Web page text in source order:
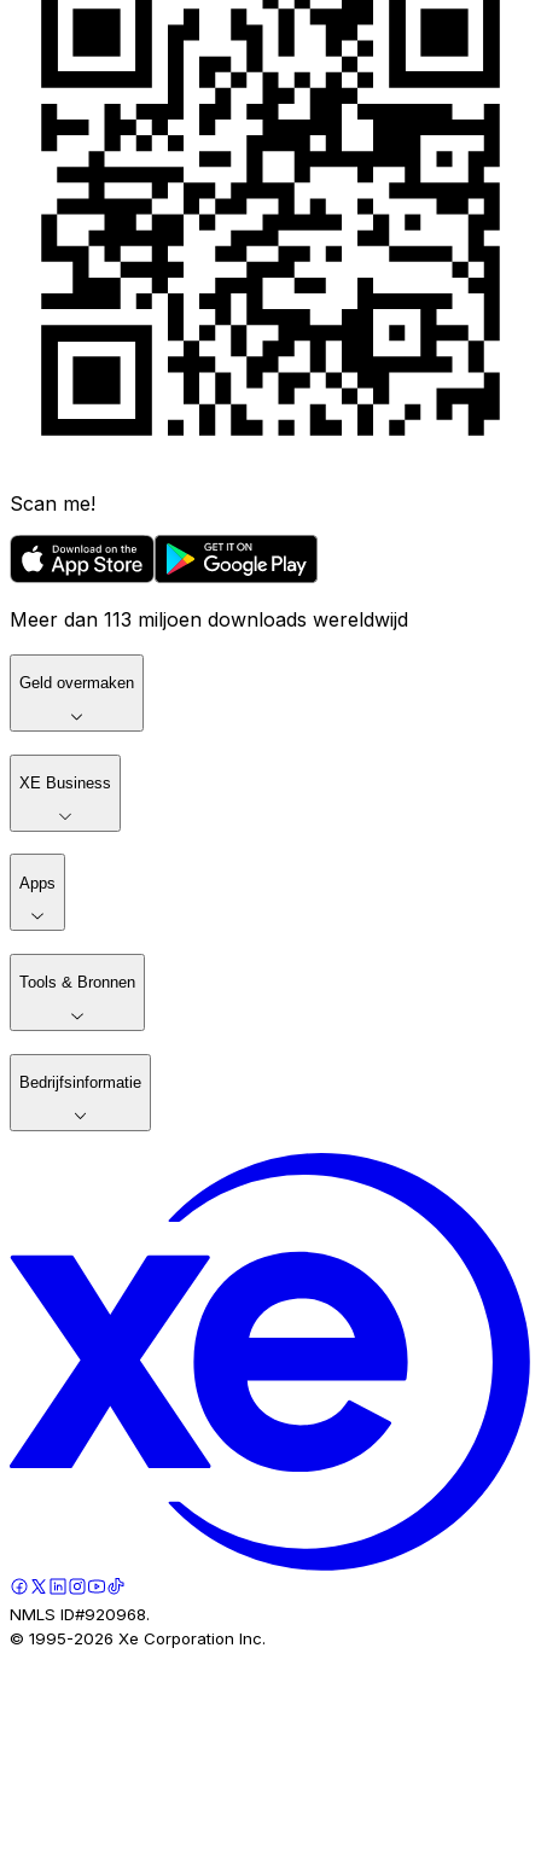
Scan me!
Meer dan 113 miljoen downloads wereldwijd
Geld overmaken
XE Business
Apps
Tools & Bronnen
Bedrijfsinformatie
NMLS ID#920968.
© 1995-2026 Xe Corporation Inc.